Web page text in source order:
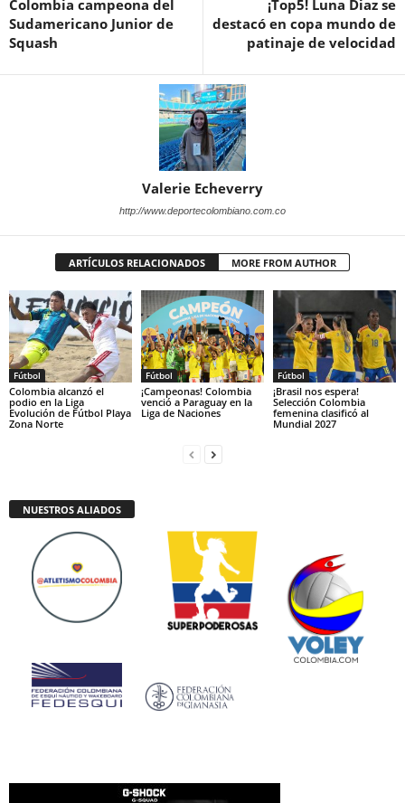
Colombia campeona del
Sudamericano Junior de
Squash
¡Top5! Luna Diaz se
destacó en copa mundo de
patinaje de velocidad
Valerie Echeverry
http://www.deportecolombiano.com.co
ARTÍCULOS RELACIONADOS MORE FROM AUTHOR
Fútbol
Colombia alcanzó el
podio en la Liga
Evolución de Fútbol Playa
Zona Norte
Fútbol
¡Campeonas! Colombia
venció a Paraguay en la
Liga de Naciones
Fútbol
¡Brasil nos espera!
Selección Colombia
femenina clasificó al
Mundial 2027
NUESTROS ALIADOS